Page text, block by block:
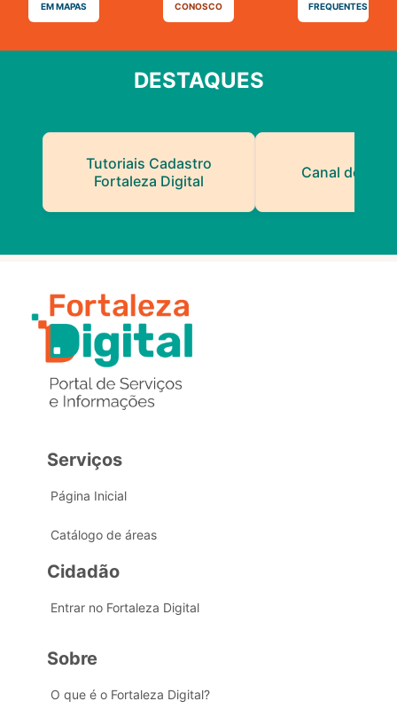
EM MAPAS
CONOSCO
FREQUENTES
DESTAQUES
Tutoriais Cadastro
Fortaleza Digital
Canal do
Serviços
Página Inicial
Catálogo de áreas
Cidadão
Entrar no Fortaleza Digital
Sobre
O que é o Fortaleza Digital?